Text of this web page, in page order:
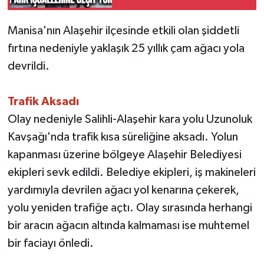
Manisa'nın Alaşehir ilçesinde etkili olan şiddetli
fırtına nedeniyle yaklaşık 25 yıllık çam ağacı yola
devrildi.
Trafik Aksadı
Olay nedeniyle Salihli-Alaşehir kara yolu Uzunoluk
Kavşağı'nda trafik kısa süreliğine aksadı. Yolun
kapanması üzerine bölgeye Alaşehir Belediyesi
ekipleri sevk edildi. Belediye ekipleri, iş makineleri
yardımıyla devrilen ağacı yol kenarına çekerek,
yolu yeniden trafiğe açtı. Olay sırasında herhangi
bir aracın ağacın altında kalmaması ise muhtemel
bir faciayı önledi.